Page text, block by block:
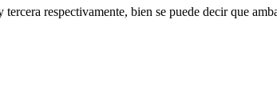
respectivamente, bien se puede decir que